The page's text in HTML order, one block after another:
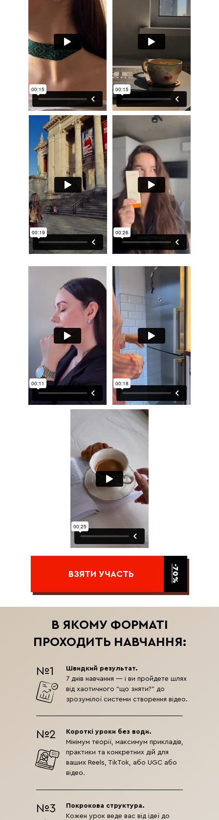
ВЗЯТИ УЧАСТЬ -70%
В ЯКОМУ ФОРМАТІ
ПРОХОДИТЬ НАВЧАННЯ:
Короткі уроки без води.
Мінімум теорії, максимум прикладів,
практики та конкретних дій для
ваших Reels, TikTok, або UGC або
відео.
№2
Покрокова структура.
Кожен урок веде вас від ідеї до
№3
Швидкий результат.
7 днів навчання — і ви пройдете шлях
від хаотичного “що зняти?” до
зрозумілої системи створення відео.
№1